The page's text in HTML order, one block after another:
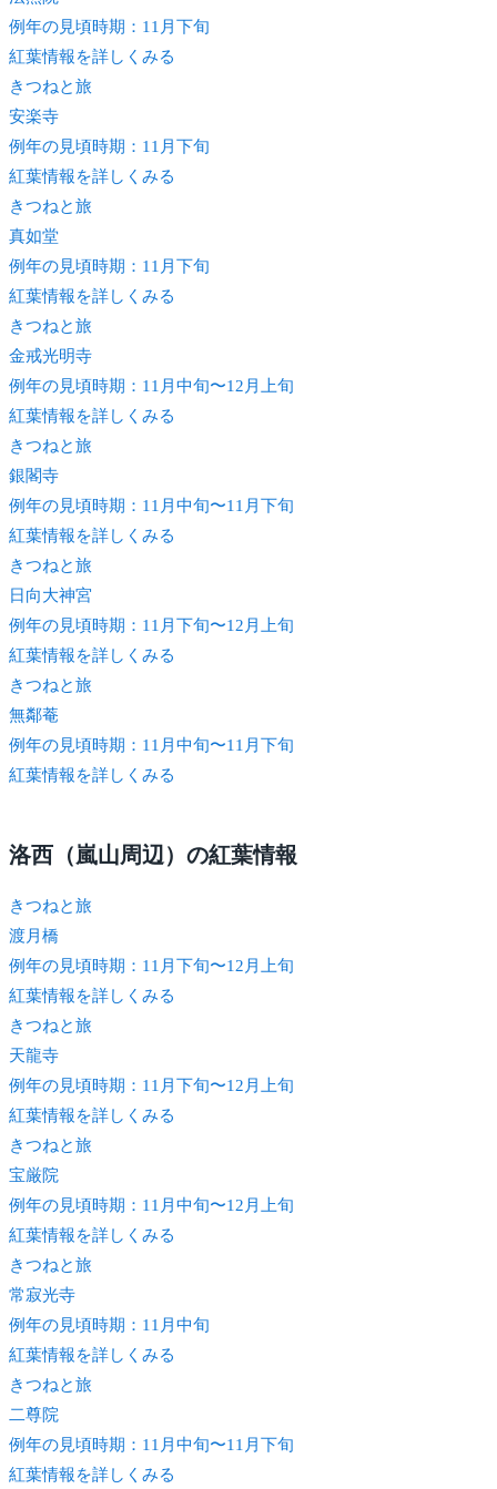
例年の見頃時期：11月下旬
紅葉情報を詳しくみる
きつねと旅
安楽寺
例年の見頃時期：11月下旬
紅葉情報を詳しくみる
きつねと旅
真如堂
例年の見頃時期：11月下旬
紅葉情報を詳しくみる
きつねと旅
金戒光明寺
例年の見頃時期：11月中旬〜12月上旬
紅葉情報を詳しくみる
きつねと旅
銀閣寺
例年の見頃時期：11月中旬〜11月下旬
紅葉情報を詳しくみる
きつねと旅
日向大神宮
例年の見頃時期：11月下旬〜12月上旬
紅葉情報を詳しくみる
きつねと旅
無鄰菴
例年の見頃時期：11月中旬〜11月下旬
紅葉情報を詳しくみる
洛西（嵐山周辺）の紅葉情報
きつねと旅
渡月橋
例年の見頃時期：11月下旬〜12月上旬
紅葉情報を詳しくみる
きつねと旅
天龍寺
例年の見頃時期：11月下旬〜12月上旬
紅葉情報を詳しくみる
きつねと旅
宝厳院
例年の見頃時期：11月中旬〜12月上旬
紅葉情報を詳しくみる
きつねと旅
常寂光寺
例年の見頃時期：11月中旬
紅葉情報を詳しくみる
きつねと旅
二尊院
例年の見頃時期：11月中旬〜11月下旬
紅葉情報を詳しくみる